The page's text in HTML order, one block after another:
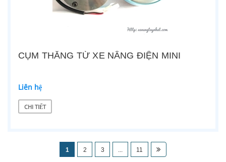
CỤM THẮNG TỪ XE NÂNG ĐIỆN MINI
Liên hệ
CHI TIẾT
1 2 3 ... 11